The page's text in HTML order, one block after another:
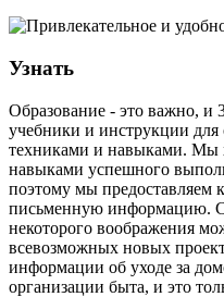
Узнать
Образование - это важно, и
учебники и инструкции
техниками и навыками. Мы
навыками успешного
поэтому мы предоставляем
письменную информацию.
некоторого воображения
всевозможных новых
информации об уходе за
организации быта, и это